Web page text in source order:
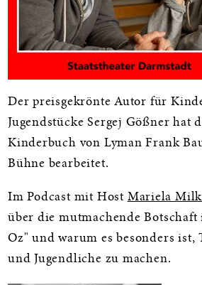
Der preisgekrönte Autor für
Jugendstücke Sergej Gößner hat
Kinderbuch von Lyman Frank
Bühne bearbeitet.
Im Podcast mit Host Mariela
über die mutmachende
Oz" und warum es besonders
und Jugendliche zu machen.